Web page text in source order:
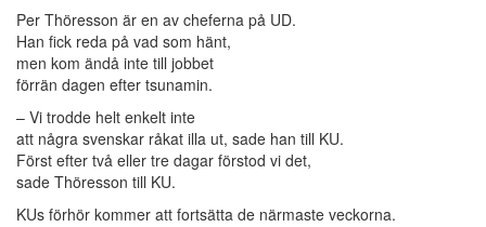
Per Thöresson är en av cheferna på UD.
Han fick reda på vad som hänt,
men kom ändå inte till jobbet
förrän dagen efter tsunamin.
– Vi trodde helt enkelt inte
att några svenskar råkat illa ut, sade han till KU.
Först efter två eller tre dagar förstod vi det,
sade Thöresson till KU.
KUs förhör kommer att fortsätta de närmaste veckorna.